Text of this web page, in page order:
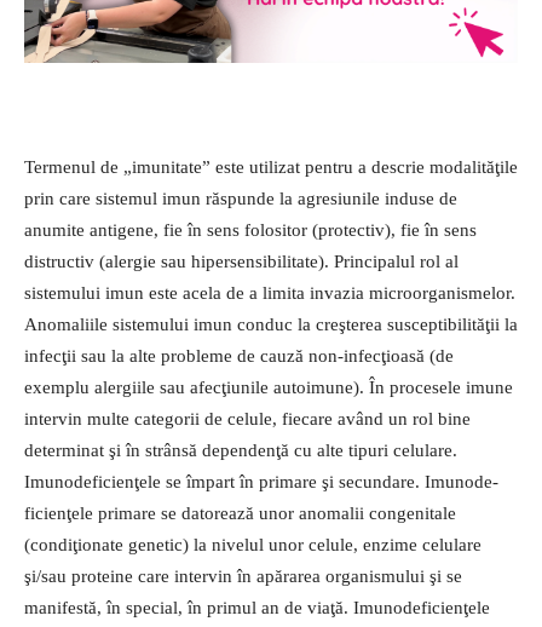
Termenul de „imunitate” este utilizat pentru a descrie modalităţile
prin care sistemul imun răspunde la agresiunile induse de
anumite antigene, fie în sens folositor (protectiv), fie în sens
distructiv (alergie sau hipersensibilitate). Principalul rol al
sistemului imun este acela de a limita invazia mi­croorganismelor.
Anomaliile sis­temului imun conduc la creşterea susceptibilităţii la
infecţii sau la alte probleme de cauză non-infecţioasă (de
exemplu alergiile sau afecţiunile autoimune). În procesele imune
intervin multe categorii de celule, fiecare având un rol bine
determinat şi în strânsă dependenţă cu alte tipuri celulare.
Imunodeficienţele se împart în primare şi secundare. Imunode­
ficienţele primare se datorează unor anomalii congenitale
(condiţionate genetic) la nivelul unor celule, en­zime celulare
şi/sau proteine care intervin în apărarea organismului şi se
manifestă, în special, în primul an de viaţă. Imunodeficienţele